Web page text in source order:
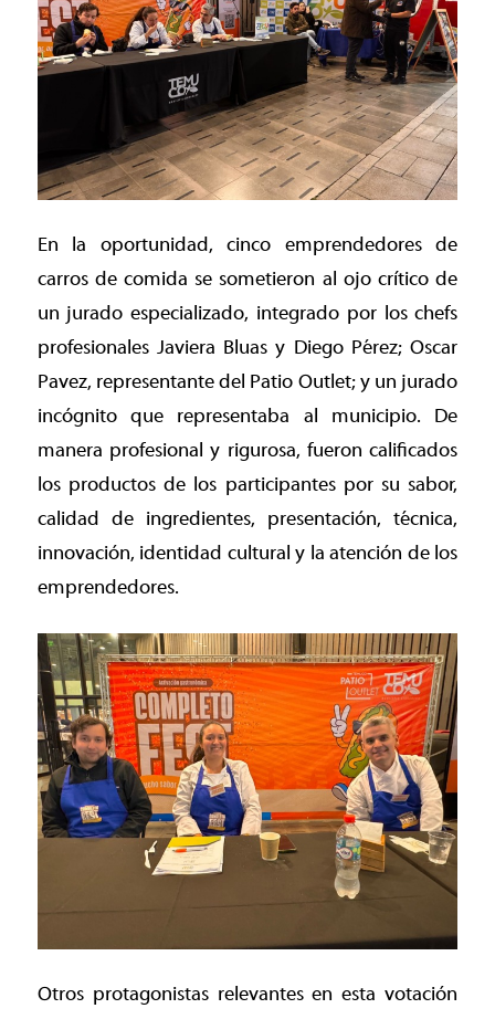
En la oportunidad, cinco emprendedores de
carros de comida se sometieron al ojo crítico de
un jurado especializado, integrado por los chefs
profesionales Javiera Bluas y Diego Pérez; Oscar
Pavez, representante del Patio Outlet; y un jurado
incógnito que representaba al municipio. De
manera profesional y rigurosa, fueron calificados
los productos de los participantes por su sabor,
calidad de ingredientes, presentación, técnica,
innovación, identidad cultural y la atención de los
emprendedores.
Otros protagonistas relevantes en esta votación